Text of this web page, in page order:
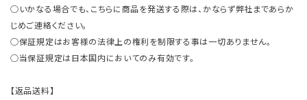
○いかなる場合でも、こちらに商品を発送する際は、かならず弊社まであらか
じめご連絡ください。
○保証規定はお客様の法律上の権利を制限する事は一切ありません。
○当保証規定は日本国内においてのみ有効です。
【返品送料】